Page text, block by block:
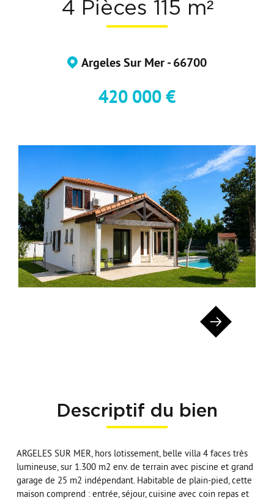
Devenir Adhérent
4 Pièces 115 m²
Argeles Sur Mer - 66700
420 000 €
Descriptif du bien
ARGELES SUR MER, hors lotissement, belle villa 4 faces très
lumineuse, sur 1.300 m2 env. de terrain avec piscine et grand
garage de 25 m2 indépendant. Habitable de plain-pied, cette
maison comprend : entrée, séjour, cuisine avec coin repas et